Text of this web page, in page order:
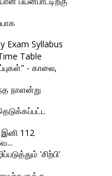
Exam Syllabus
Table
- காலை,
நாளன்று
இனி 112
'சிற்பி'